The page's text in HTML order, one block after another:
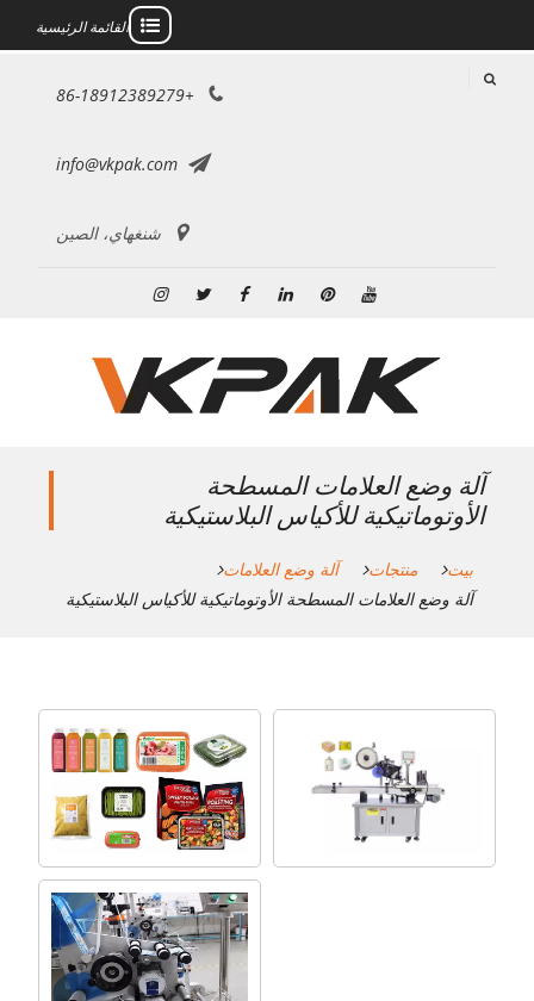
تخطى
القائمة الرئيسية
+86-18912389279
info@vkpak.com
شنغهاي، الصين
آلة وضع العلامات المسطحة
الأوتوماتيكية للأكياس البلاستيكية
بيت منتجات
آلة وضع العلامات
آلة وضع العلامات المسطحة الأوتوماتيكية للأكياس البلاستيكية